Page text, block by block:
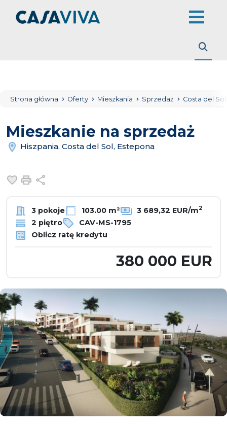
Strona główna Oferty Mieszkania Sprzedaż Costa del Sol
Mieszkanie na sprzedaż
Hiszpania, Costa del Sol, Estepona
Dodaj do ulubionych
Drukuj
3 pokoje 103.00 m² 3 689,32 EUR/m2
2 piętro
CAV-MS-1795
Oblicz ratę kredytu
380 000 EUR